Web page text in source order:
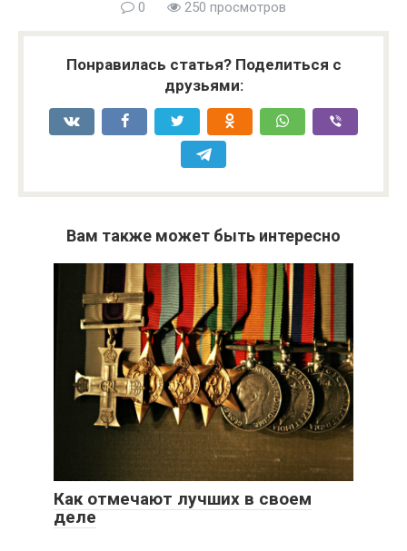
0 250 просмотров
Понравилась статья? Поделиться с
друзьями:
Вам также может быть интересно
Как отмечают лучших в своем
деле